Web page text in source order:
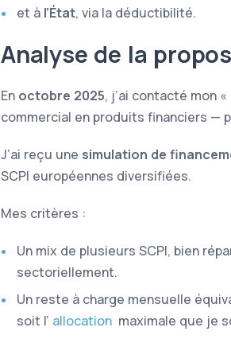
et à l’État, via la déductibilité.
Analyse de la
En octobre 2025, j’ai contacté mon
commercial en produits financiers —
J’ai reçu une simulation de
SCPI européennes diversifiées.
Mes critères :
Un mix de plusieurs SCPI, bien
sectoriellement.
Un reste à charge mensuelle
soit l’ allocation maximale que je